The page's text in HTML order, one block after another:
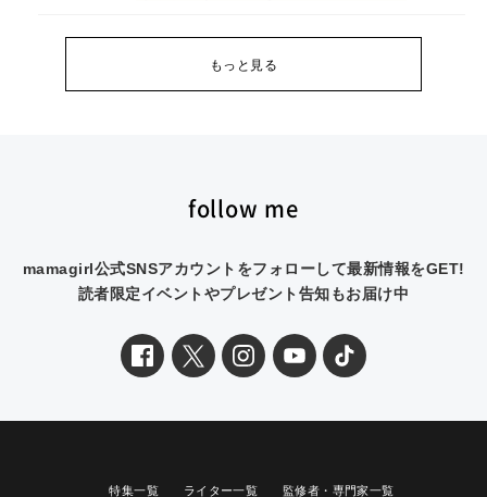
もっと見る
follow me
mamagirl公式SNSアカウントをフォローして最新情報をGET!
読者限定イベントやプレゼント告知もお届け中
特集一覧 ライター一覧 監修者・専門家一覧